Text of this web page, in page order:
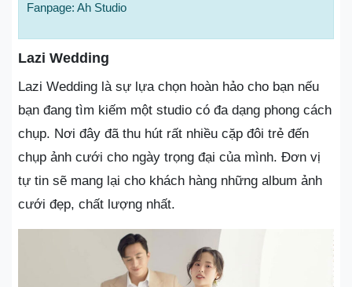
Fanpage: Ah Studio
Lazi Wedding
Lazi Wedding là sự lựa chọn hoàn hảo cho bạn nếu
bạn đang tìm kiếm một studio có đa dạng phong cách
chụp. Nơi đây đã thu hút rất nhiều cặp đôi trẻ đến
chụp ảnh cưới cho ngày trọng đại của mình. Đơn vị
tự tin sẽ mang lại cho khách hàng những album ảnh
cưới đẹp, chất lượng nhất.